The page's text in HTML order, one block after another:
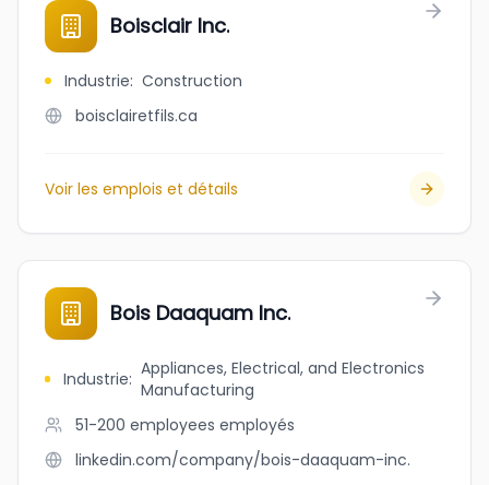
Boisclair Inc.
Industrie: Construction
boisclairetfils.ca
Voir les emplois et détails
Bois Daaquam Inc.
Industrie: Appliances, Electrical, and Electronics
Manufacturing
51-200 employees employés
linkedin.com/company/bois-daaquam-inc.